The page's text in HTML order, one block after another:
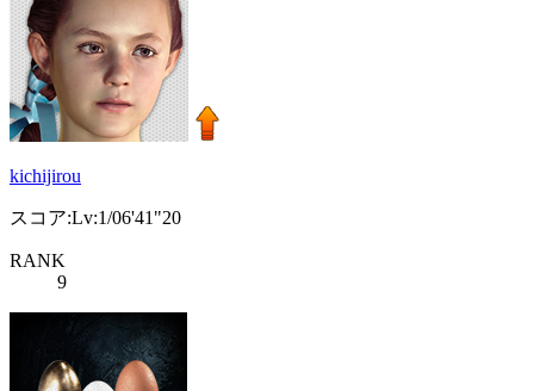
kichijirou
スコア:Lv:1/06'41"20
RANK
9